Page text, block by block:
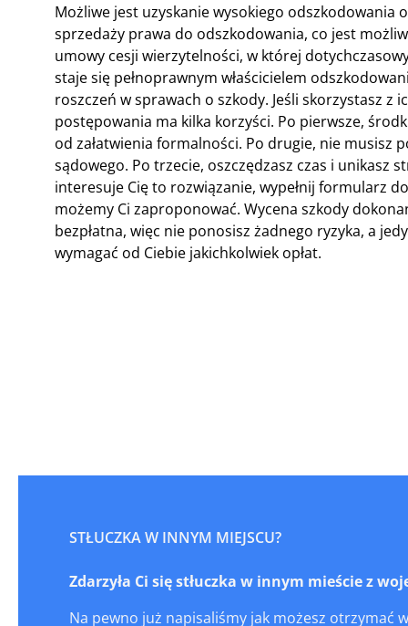
Możliwe jest uzyskanie wysokiego
sprzedaży prawa do odszkodowania, co jest
umowy cesji wierzytelności, w której
staje się pełnoprawnym właścicielem
roszczeń w sprawach o szkody. Jeśli skorzystasz z
postępowania ma kilka korzyści. Po pierwsze,
od załatwienia formalności. Po drugie, nie musisz
sądowego. Po trzecie, oszczędzasz czas i unikasz
interesuje Cię to rozwiązanie, wypełnij formularz
możemy Ci zaproponować. Wycena szkody
bezpłatna, więc nie ponosisz żadnego ryzyka, a
wymagać od Ciebie jakichkolwiek opłat.
STŁUCZKA W INNYM MIEJSCU?
Zdarzyła Ci się stłuczka w innym mieście z
Na pewno już napisaliśmy jak możesz otrzymać